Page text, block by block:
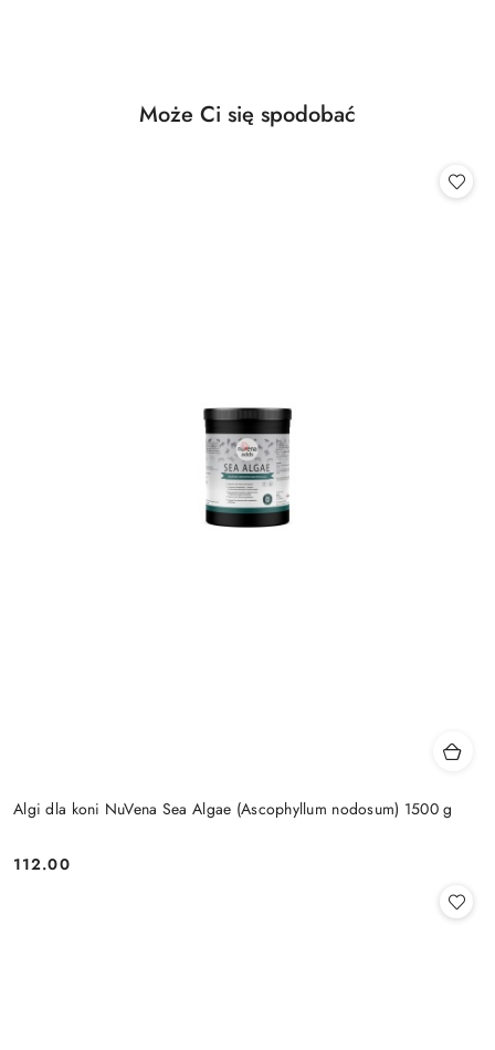
Pomiń karuzelę produktów
Produkty
Może Ci się spodobać
Algi dla koni NuVena Sea Algae (Ascophyllum nodosum) 1500 g
Cena:
112.00